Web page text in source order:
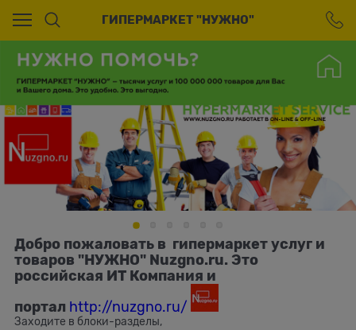
ГИПЕРМАРКЕТ "НУЖНО"
Добро пожаловать в гипермаркет услуг и
товаров "НУЖНО" Nuzgno.ru. Это
российская ИТ Компания и
портал http://nuzgno.ru/
Заходите в блоки-разделы,
Ваш город - Москва,
угадали?
ДА НЕТ